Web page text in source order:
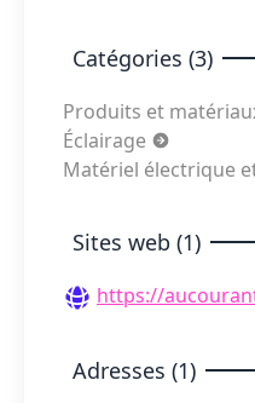
Catégories (3)
Produits et
Éclairage
Matériel électrique
Sites web (1)
https://
Adresses (1)